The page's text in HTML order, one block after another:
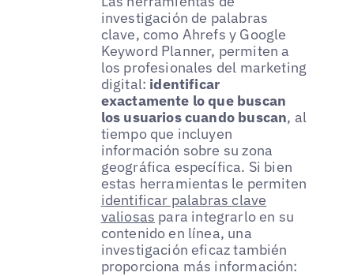
investigación de palabras
clave, como Ahrefs y Google
Keyword Planner, permiten a
los profesionales del marketing
digital: identificar
exactamente lo que buscan
los usuarios cuando buscan, al
tiempo que incluyen
información sobre su zona
geográfica específica. Si bien
estas herramientas le permiten
identificar palabras clave
valiosas para integrarlo en su
contenido en línea, una
investigación eficaz también
proporciona más información: